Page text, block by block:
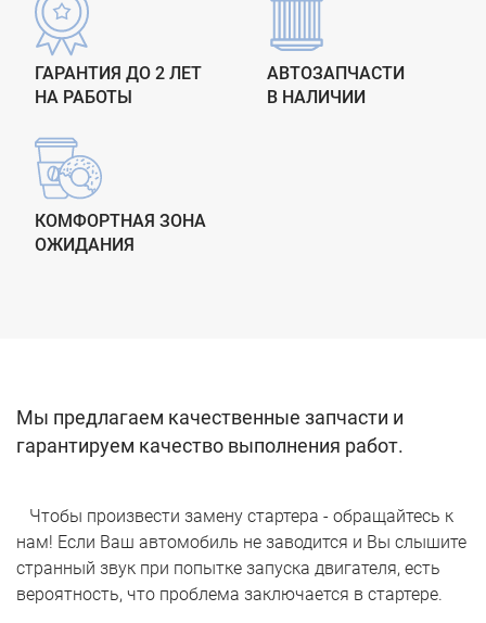
ГАРАНТИЯ ДО 2 ЛЕТ
НА РАБОТЫ
АВТОЗАПЧАСТИ
В НАЛИЧИИ
КОМФОРТНАЯ ЗОНА
ОЖИДАНИЯ
Мы предлагаем качественные запчасти и
гарантируем качество выполнения работ.
Чтобы произвести замену стартера - обращайтесь к
нам! Если Ваш автомобиль не заводится и Вы слышите
странный звук при попытке запуска двигателя, есть
вероятность, что проблема заключается в стартере.